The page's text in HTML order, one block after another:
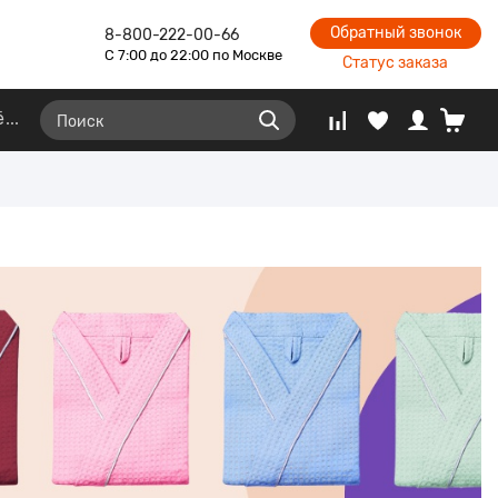
8-800-222-00-66
С 7:00 до 22:00 по Москве
Обратный звонок
Статус заказа